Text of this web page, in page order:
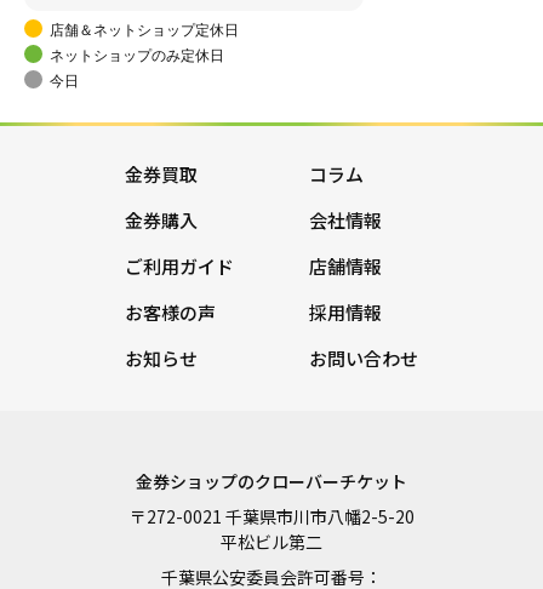
店舗＆ネットショップ定休日
ネットショップのみ定休日
今日
金券買取
金券購入
ご利用ガイド
お客様の声
お知らせ
コラム
会社情報
店舗情報
採用情報
お問い合わせ
金券ショップのクローバーチケット
〒272-0021 千葉県市川市八幡2-5-20
平松ビル第二
千葉県公安委員会許可番号：